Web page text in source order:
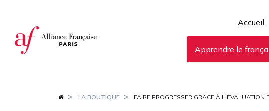
Accueil
Apprendre le
LA BOUTIQUE FAIRE PROGRESSER GRÂCE À L'ÉVALUATION